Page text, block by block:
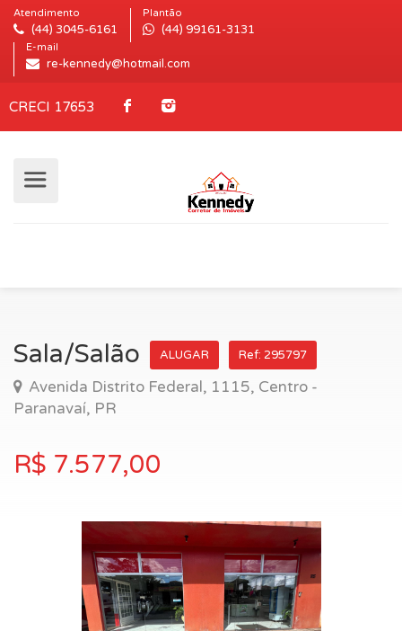
Atendimento
(44) 3045-6161
Plantão
(44) 99161-3131
E-mail
re-kennedy@hotmail.com
CRECI 17653
Sala/Salão ALUGAR Ref: 295797
Avenida Distrito Federal, 1115, Centro -
Paranavaí, PR
R$ 7.577,00